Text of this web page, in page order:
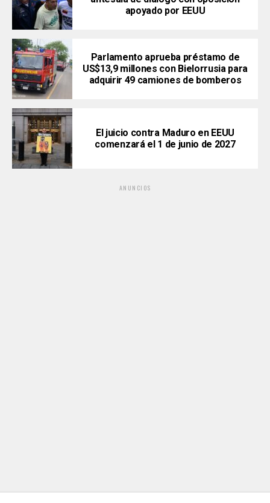
apoyado por EEUU
Parlamento aprueba préstamo de
US$13,9 millones con Bielorrusia para
adquirir 49 camiones de bomberos
El juicio contra Maduro en EEUU
comenzará el 1 de junio de 2027
ANUNCIOS